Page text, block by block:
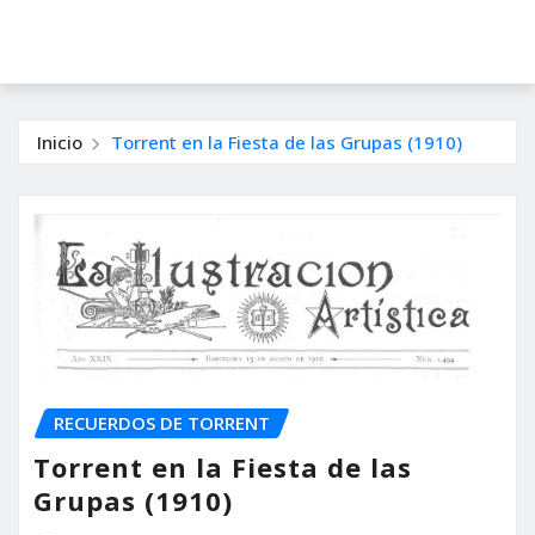
Inicio Torrent en la Fiesta de las Grupas (1910)
RECUERDOS DE TORRENT
Torrent en la Fiesta de las
Grupas (1910)